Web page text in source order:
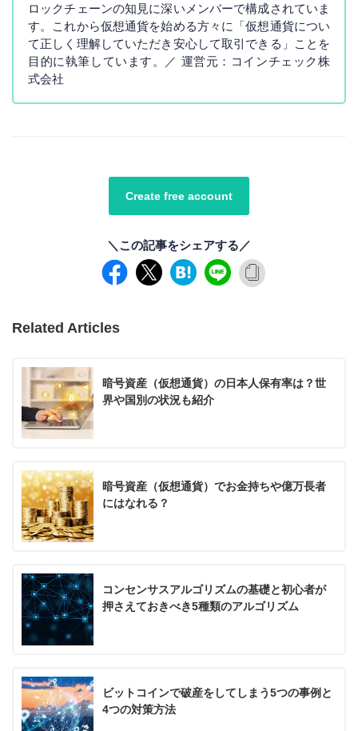
ロックチェーンの知見に深いメンバーで構成されていま
す。これから仮想通貨を始める方々に「仮想通貨につい
て正しく理解していただき安心して取引できる」ことを
目的に執筆しています。／ 運営元：コインチェック株
式会社
Create free account
＼この記事をシェアする／
Related Articles
暗号資産（仮想通貨）の日本人保有率は？世
界や国別の状況も紹介
暗号資産（仮想通貨）でお金持ちや億万長者
にはなれる？
コンセンサスアルゴリズムの基礎と初心者が
押さえておきべき5種類のアルゴリズム
ビットコインで破産をしてしまう5つの事例と
4つの対策方法